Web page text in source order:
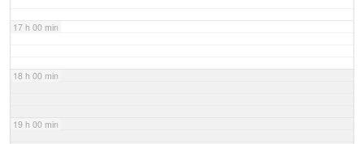
17 h 00 min
18 h 00 min
19 h 00 min